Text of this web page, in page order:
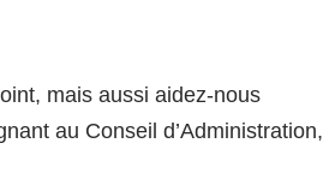
mais aussi aidez-nous
au Conseil d’Administration,